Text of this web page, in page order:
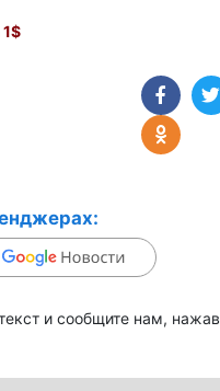
и сообщите нам, нажав